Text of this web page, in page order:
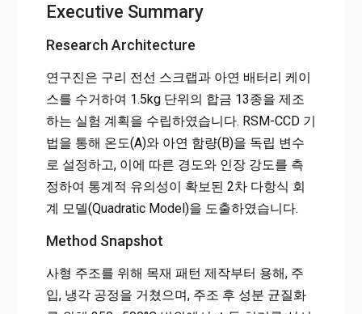
Executive Summary
Research Architecture
연구진은 구리 전선 스크랩과 아연 배터리 케이
스를 수거하여 1.5kg 단위의 합금 13종을 제조
하는 실험 계획을 수립하였습니다. RSM-CCD 기
법을 통해 온도(A)와 아연 함량(B)을 독립 변수
로 설정하고, 이에 따른 경도와 인장 강도를 측
정하여 통계적 유의성이 확보된 2차 다항식 회
계 모델(Quadratic Model)을 도출하였습니다.
Method Snapshot
사형 주조를 위해 목재 패턴 제작부터 용해, 주
입, 냉각 공정을 거쳤으며, 주조 후 성분 균질화